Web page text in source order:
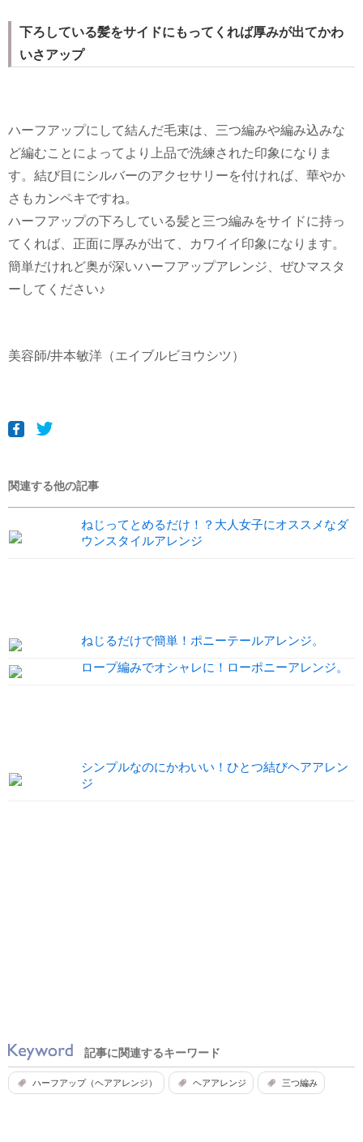
下ろしている髪をサイドにもってくれば厚みが出てかわ
いさアップ
ハーフアップにして結んだ毛束は、三つ編みや編み込みな
ど編むことによってより上品で洗練された印象になりま
す。結び目にシルバーのアクセサリーを付ければ、華やか
さもカンペキですね。
ハーフアップの下ろしている髪と三つ編みをサイドに持っ
てくれば、正面に厚みが出て、カワイイ印象になります。
簡単だけれど奥が深いハーフアップアレンジ、ぜひマスタ
ーしてください♪
美容師/井本敏洋（エイブルビヨウシツ）
関連する他の記事
ねじってとめるだけ！？大人女子にオススメなダ
ウンスタイルアレンジ
ねじるだけで簡単！ポニーテールアレンジ。
ロープ編みでオシャレに！ローポニーアレンジ。
シンプルなのにかわいい！ひとつ結びヘアアレン
ジ
記事に関連するキーワード
ハーフアップ（ヘアアレンジ） ヘアアレンジ 三つ編み